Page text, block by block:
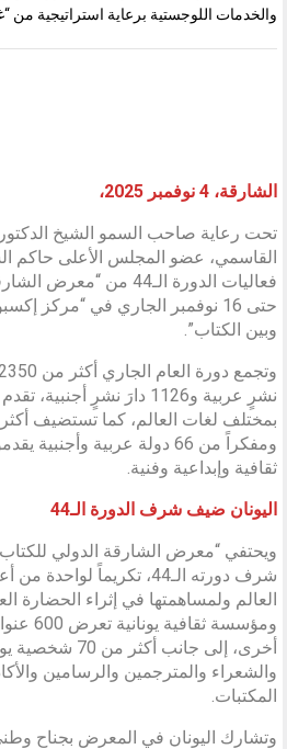
والخدمات اللوجستية برعاية استراتيجية من
الشارقة، 4 نوفمبر 2025،
تحت رعاية صاحب السمو الشيخ
القاسمي، عضو المجلس الأعلى حاكم
فعاليات الدورة الـ44 من
حتى 16 نوفمبر الجاري في “مركز
وبين الكتاب”.
نشرٍ عربية و1126 دارَ نشرٍ
ثقافية وإبداعية وفنية.
اليونان ضيف شرف الدورة الـ44
ويحتفي “معرض الشارقة الدولي
شرف دورته الـ44، تكريماً
ومؤسسة
أخرى، إلى جانب
والشعراء والمترجمين والرسامين
المكتبات.
وتشارك اليونان في المعرض بجناح